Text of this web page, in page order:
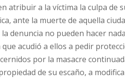
atribuir a la víctima la culpa de
ante la muerte de aquella
denuncia no pueden hacer
acudió a ellos a pedir
por la masacre
de su escaño, a